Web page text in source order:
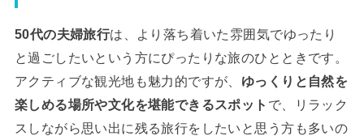
50代の夫婦旅行は、より落ち着いた雰囲気でゆったり
と過ごしたいという方にぴったりな旅のひとときです。
アクティブな観光地も魅力的ですが、 ゆっくりと自然を
楽しめる場所や文化を堪能できるスポット で、リラック
スしながら思い出に残る旅行をしたいと思う方も多いの